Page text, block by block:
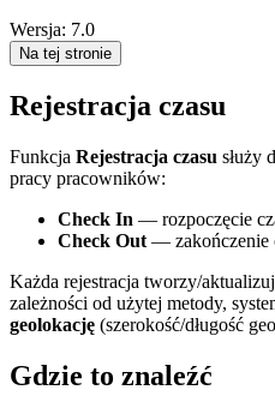
Wersja: 7.0
Na tej stronie
Rejestracja czasu
Funkcja Rejestracja czasu służy
pracy pracowników:
Check In — rozpoczęcie
Check Out — zakończenie
Każda rejestracja tworzy/
zależności od użytej metody,
geolokację (szerokość/długość
Gdzie to znaleźć